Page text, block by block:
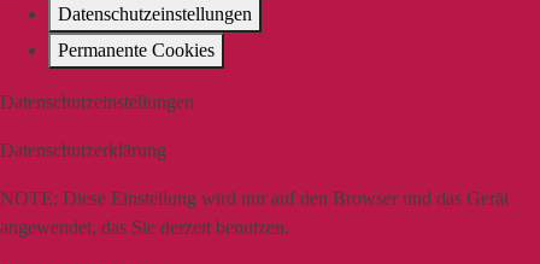
Datenschutzeinstellungen
Permanente Cookies
Datenschutzeinstellungen
Datenschutzerklärung
NOTE: Diese Einstellung wird nur auf den Browser und das Gerät
angewendet, das Sie derzeit benutzen.